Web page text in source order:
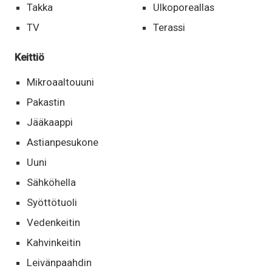
Takka
TV
Keittiö
Mikroaaltouuni
Pakastin
Jääkaappi
Astianpesukone
Uuni
Sähköhella
Syöttötuoli
Vedenkeitin
Kahvinkeitin
Leivänpaahdin
Ulkoporeallas
Terassi